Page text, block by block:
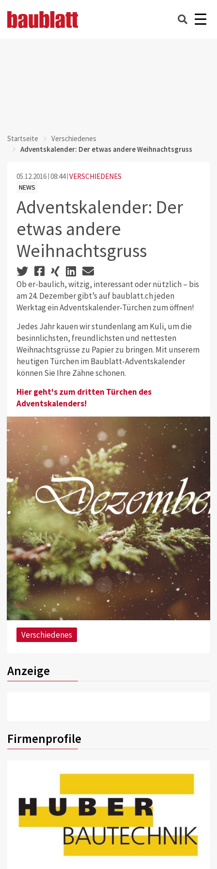
Startseite
Verschiedenes
Adventskalender: Der etwas andere Weihnachtsgruss
05.12.2016 08:44 VERSCHIEDENES
NEWS
Adventskalender: Der
etwas andere
Weihnachtsgruss
Ob er-baulich, witzig, interessant oder nützlich – bis
am 24. Dezember gibt’s auf baublatt.ch jeden
Werktag ein Adventskalender-Türchen zum öffnen!
Jedes Jahr kauen wir stundenlang am Kuli, um die
besinnlichsten, freundlichsten und nettesten
Weihnachtsgrüsse zu Papier zu bringen. Mit unserem
heutigen Türchen im Baublatt-Adventskalender
können Sie Ihre Zähne schonen.
Hier geht's zum dritten Türchen des
Adventskalenders!
Verschiedenes
Anzeige
Firmenprofile